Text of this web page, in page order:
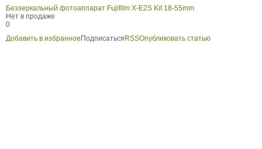
Беззеркальный фотоаппарат Fujifilm X-E2S Kit 18-55mm
Нет в продаже
0
Добавить в избранное Подписаться RSSОпубликовать статью